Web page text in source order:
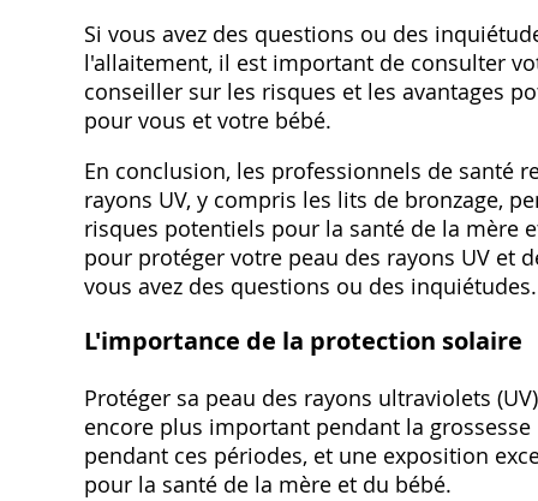
Si vous avez des questions ou des
l'allaitement, il est important de consulter
conseiller sur les risques et les avantages
pour vous et votre bébé.
En conclusion, les professionnels de santé
rayons UV, y compris les lits de bronzage,
risques potentiels pour la santé de la mère
pour protéger votre peau des rayons UV et
vous avez des questions ou des inquiétudes.
L'importance de la protection solaire
Protéger sa peau des rayons ultraviolets
encore plus important pendant la
pendant ces périodes, et une exposition
pour la santé de la mère et du bébé.